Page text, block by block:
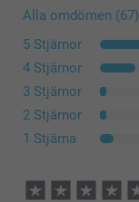
Alla omdömen (67)
5 Stjärnor
4 Stjärnor
3 Stjärnor
2 Stjärnor
1 Stjärna